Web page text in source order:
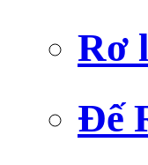
Rơ
Đế